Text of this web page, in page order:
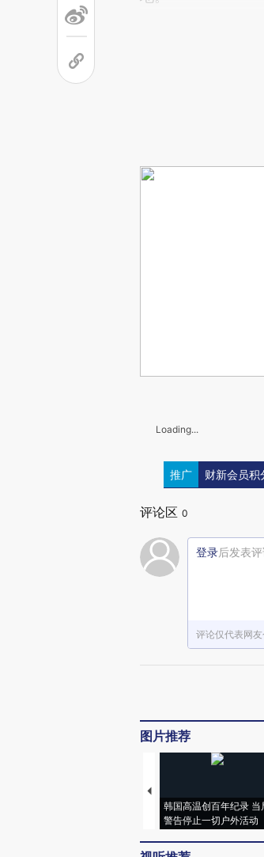
Loading...
推广 财新会员积
评论区 0
登录后发表
评论仅代表网
图片推荐
韩国高温创百年纪录 当
警告停止一切户外活动